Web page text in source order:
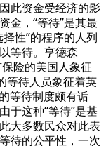
此资金受经济的影
金，“等待”是其最
性”的程序的人列
等待。亨德森
保险的美国人象征
等待人员象征着英
等待制度颇有诟
于这种“等待”是基
大多数民众对此表
待的公平性，一次